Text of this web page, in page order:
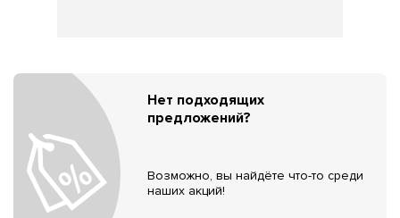
Нет подходящих
предложений?
Возможно, вы найдёте что-то среди
наших акций!